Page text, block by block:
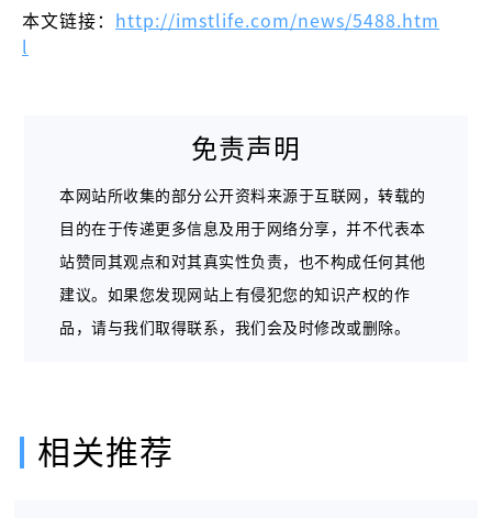
本文链接：
http://imstlife.com/news/5488.htm
l
免责声明
本网站所收集的部分公开资料来源于互联网，转载的
目的在于传递更多信息及用于网络分享，并不代表本
站赞同其观点和对其真实性负责，也不构成任何其他
建议。如果您发现网站上有侵犯您的知识产权的作
品，请与我们取得联系，我们会及时修改或删除。
相关推荐